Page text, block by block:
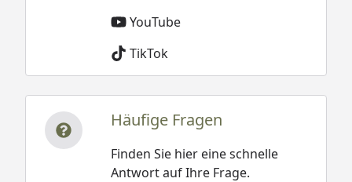
YouTube
TikTok
Häufige Fragen
Finden Sie hier eine schnelle
Antwort auf Ihre Frage.